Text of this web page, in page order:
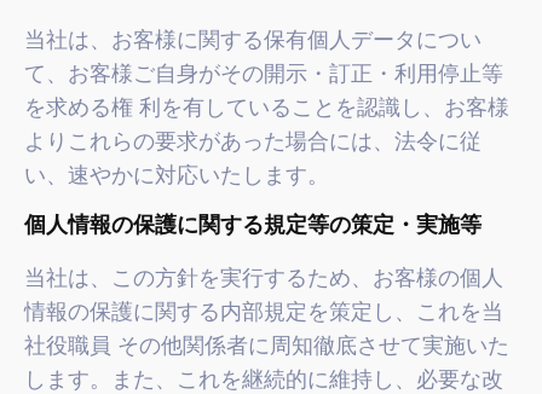
当社は、お客様に関する保有個人データについ
て、お客様ご自身がその開示・訂正・利用停止等
を求める権 利を有していることを認識し、お客様
よりこれらの要求があった場合には、法令に従
い、速やかに対応いたします。
個人情報の保護に関する規定等の策定・実施等
当社は、この方針を実行するため、お客様の個人
情報の保護に関する内部規定を策定し、これを当
社役職員 その他関係者に周知徹底させて実施いた
します。また、これを継続的に維持し、必要な改